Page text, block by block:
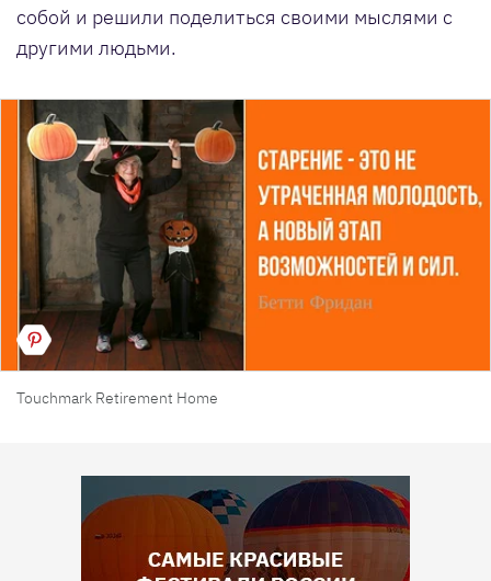
собой и решили поделиться своими мыслями с
другими людьми.
Touchmark Retirement Home